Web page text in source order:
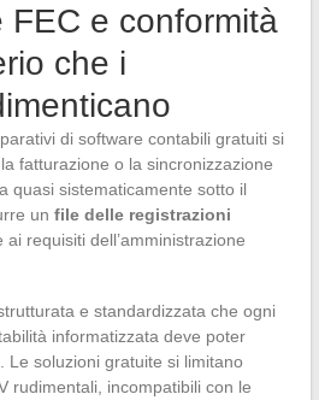
FEC e conformità
che i
di software contabili gratuiti si
fatturazione o la sincronizzazione
quasi sistematicamente sotto il
un file delle registrazioni
ai requisiti dell’amministrazione
e standardizzata che ogni
informatizzata deve poter
Le soluzioni gratuite si limitano
rudimentali, incompatibili con le